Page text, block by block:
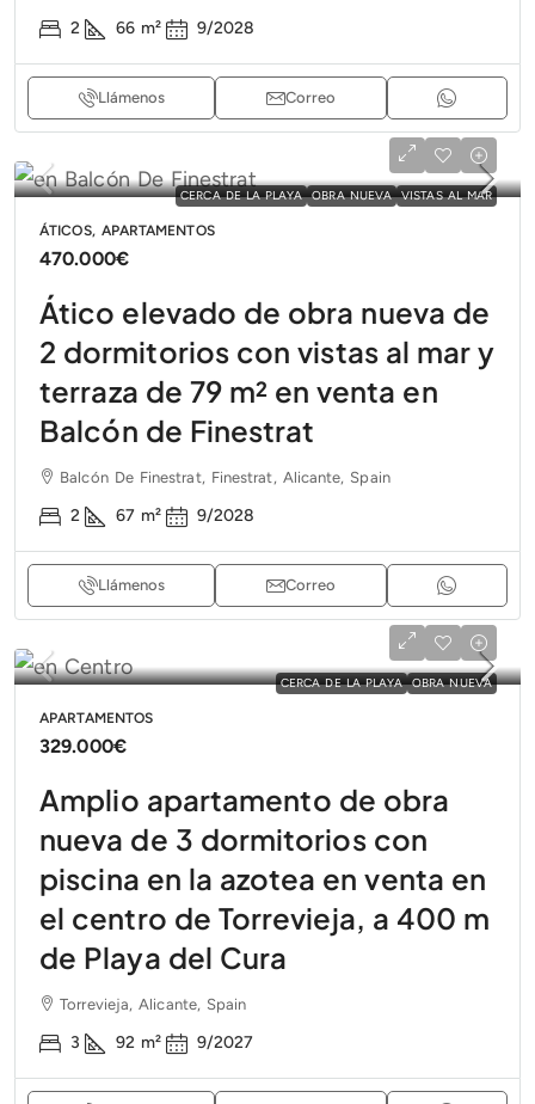
2 66 m² 9/2028
Llámenos Correo
CERCA DE LA PLAYA OBRA NUEVA VISTAS AL MAR
ÁTICOS, APARTAMENTOS
470.000€
Ático elevado de obra nueva de
2 dormitorios con vistas al mar y
terraza de 79 m² en venta en
Balcón de Finestrat
Balcón De Finestrat, Finestrat, Alicante, Spain
2 67 m² 9/2028
Llámenos Correo
CERCA DE LA PLAYA OBRA NUEVA
APARTAMENTOS
329.000€
Amplio apartamento de obra
nueva de 3 dormitorios con
piscina en la azotea en venta en
el centro de Torrevieja, a 400 m
de Playa del Cura
Torrevieja, Alicante, Spain
3 92 m² 9/2027